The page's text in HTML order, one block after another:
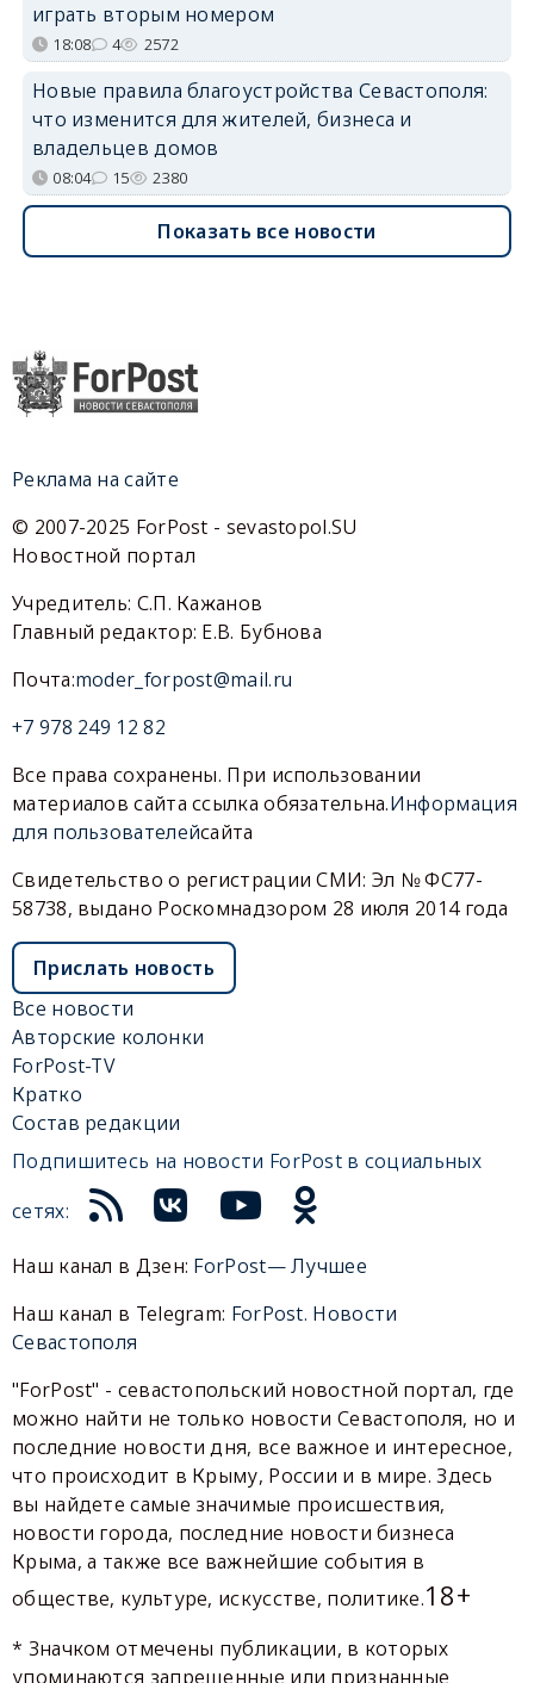
играть вторым номером
18:08 4 2572
Новые правила благоустройства Севастополя:
что изменится для жителей, бизнеса и
владельцев домов
08:04 15 2380
Показать все новости
Реклама на сайте
© 2007-2025 ForPost - sevastopol.SU
Новостной портал
Учредитель: С.П. Кажанов
Главный редактор: Е.В. Бубнова
Почта:moder_forpost@mail.ru
+7 978 249 12 82
Все права сохранены. При использовании
материалов сайта ссылка обязательна.Информация
для пользователейсайта
Свидетельство о регистрации СМИ: Эл № ФС77-
58738, выдано Роскомнадзором 28 июля 2014 года
Прислать новость
Все новости
Авторские колонки
ForPost-TV
Кратко
Состав редакции
Подпишитесь на новости ForPost в социальных
сетях:
Наш канал в Дзен: ForPost— Лучшее
Наш канал в Telegram: ForPost. Новости
Севастополя
"ForPost" - севастопольский новостной портал, где
можно найти не только новости Севастополя, но и
последние новости дня, все важное и интересное,
что происходит в Крыму, России и в мире. Здесь
вы найдете самые значимые происшествия,
новости города, последние новости бизнеса
Крыма, а также все важнейшие события в
обществе, культуре, искусстве, политике.18+
* Значком отмечены публикации, в которых
упоминаются запрещенные или признанные